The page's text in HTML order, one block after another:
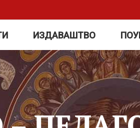
ИЗДАВАШТВО